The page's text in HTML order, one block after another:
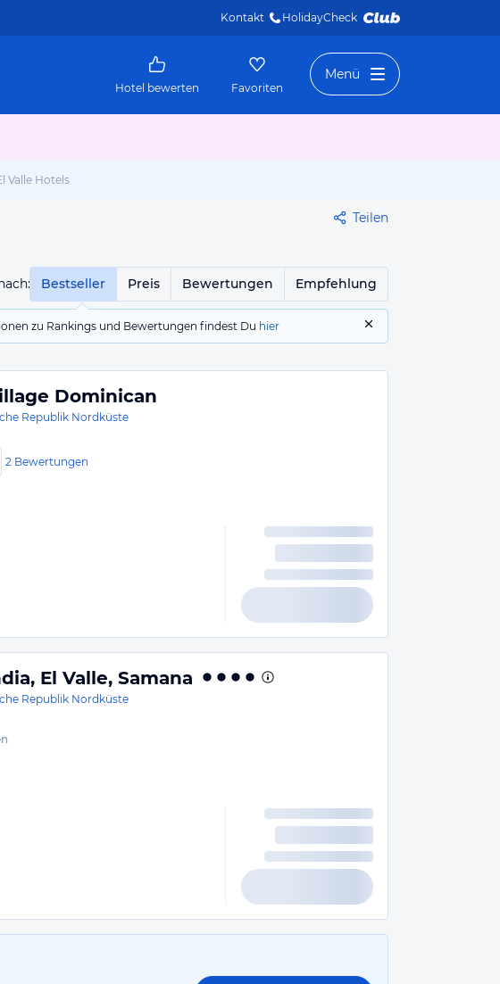
Kontakt HolidayCheck
Hotel bewerten Favoriten
Menü
Valle Hotels
Teilen
Bestseller Preis Bewertungen Empfehlung
zu Rankings und Bewertungen findest Du hier
Dominican
Republik Nordküste
2 Bewertungen
El Valle, Samana
Republik Nordküste